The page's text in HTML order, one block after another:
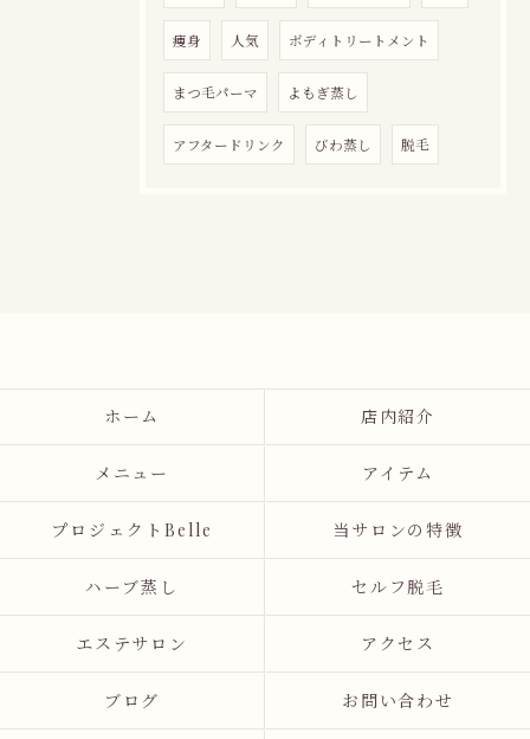
痩身 人気 ボディトリートメント
まつ毛パーマ よもぎ蒸し
アフタードリンク びわ蒸し 脱毛
ホーム 店内紹介
メニュー アイテム
プロジェクトBelle 当サロンの特徴
ハーブ蒸し セルフ脱毛
エステサロン アクセス
ブログ お問い合わせ